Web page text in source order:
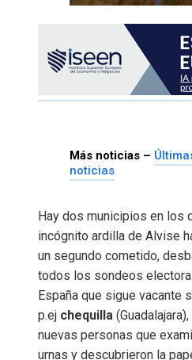
Más noticias –
noticias
Hay dos municipios en los
incógnito ardilla de Alvise
un segundo cometido,
todos los sondeos
España que sigue vacante
p.ej chequilla
nuevas personas que
urnas y descubrieron la